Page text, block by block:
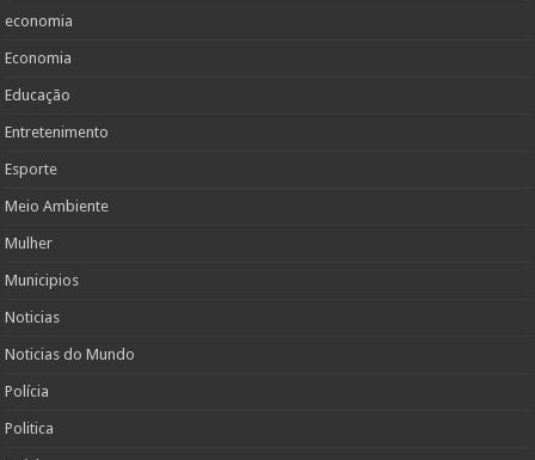
economia
Economia
Educação
Entretenimento
Esporte
Meio Ambiente
Mulher
Municipios
Noticias
Noticias do Mundo
Polícia
Politica